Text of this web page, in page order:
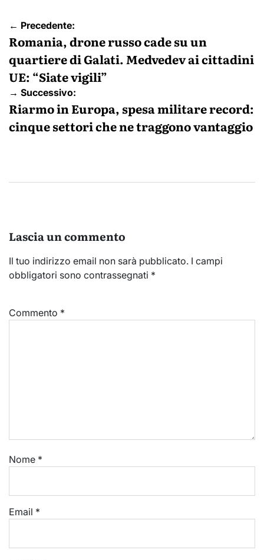
Navigazione
articoli
← Precedente:
Romania, drone russo cade su un
quartiere di Galati. Medvedev ai cittadini
UE: “Siate vigili”
→ Successivo:
Riarmo in Europa, spesa militare record:
cinque settori che ne traggono vantaggio
Lascia un commento
Il tuo indirizzo email non sarà pubblicato. I campi
obbligatori sono contrassegnati *
Commento *
Nome *
Email *